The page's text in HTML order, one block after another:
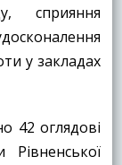
сприяння
у закладах
42 оглядові
Рівненської